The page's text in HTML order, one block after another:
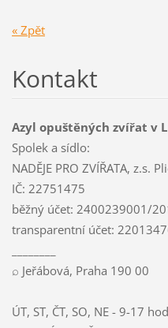
« Zpět
Kontakt
Azyl opuštěných zvířat v
Spolek a sídlo:
NADĚJE PRO ZVÍŘATA,
IČ: 22751475
běžný účet: 2400239001/
transparentní účet:
⌕ Jeřábová, Praha 190 00
ÚT, ST, ČT, SO, NE - 9-17 hod